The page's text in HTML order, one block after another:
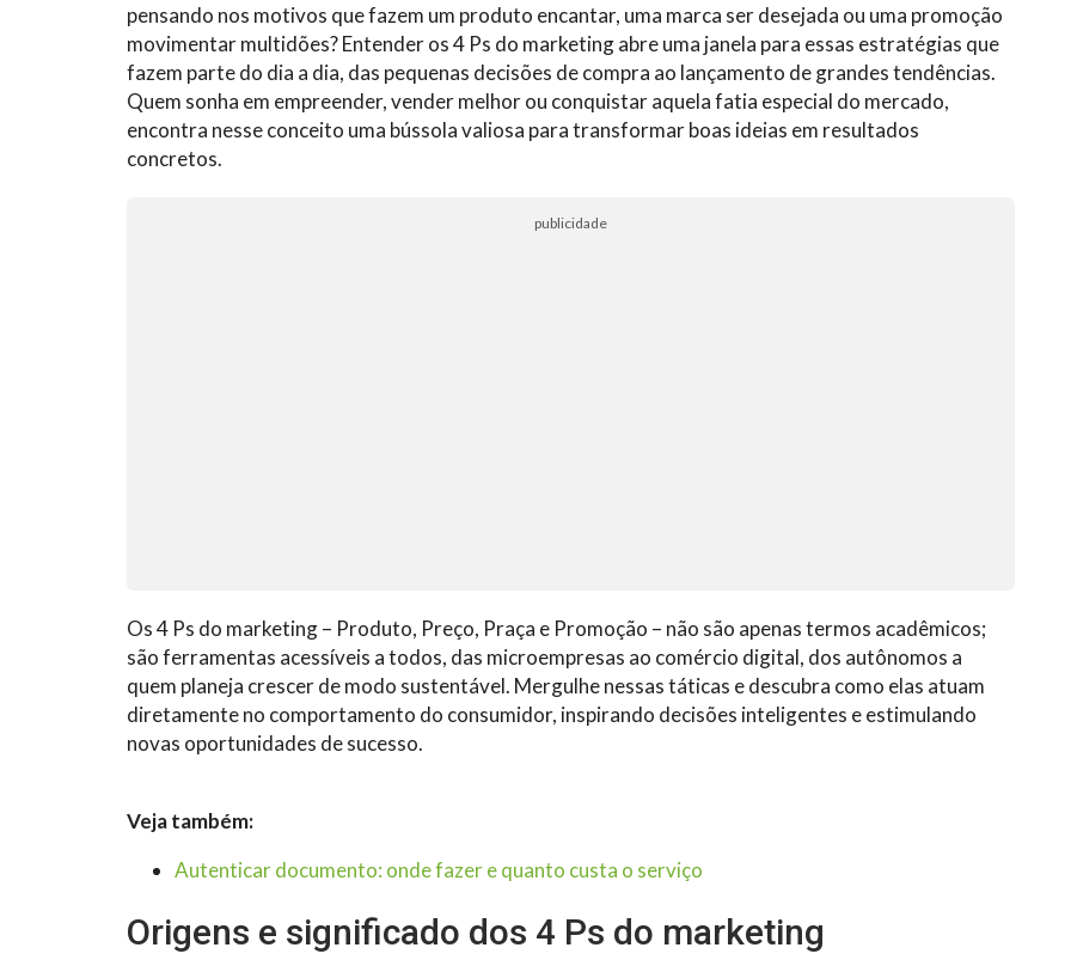
pensando nos motivos que fazem um produto encantar, uma marca ser desejada ou uma promoção
movimentar multidões? Entender os 4 Ps do marketing abre uma janela para essas estratégias que
fazem parte do dia a dia, das pequenas decisões de compra ao lançamento de grandes tendências.
Quem sonha em empreender, vender melhor ou conquistar aquela fatia especial do mercado,
encontra nesse conceito uma bússola valiosa para transformar boas ideias em resultados
concretos.
publicidade
Os 4 Ps do marketing – Produto, Preço, Praça e Promoção – não são apenas termos acadêmicos;
são ferramentas acessíveis a todos, das microempresas ao comércio digital, dos autônomos a
quem planeja crescer de modo sustentável. Mergulhe nessas táticas e descubra como elas atuam
diretamente no comportamento do consumidor, inspirando decisões inteligentes e estimulando
novas oportunidades de sucesso.
Veja também:
Autenticar documento: onde fazer e quanto custa o serviço
Origens e significado dos 4 Ps do marketing